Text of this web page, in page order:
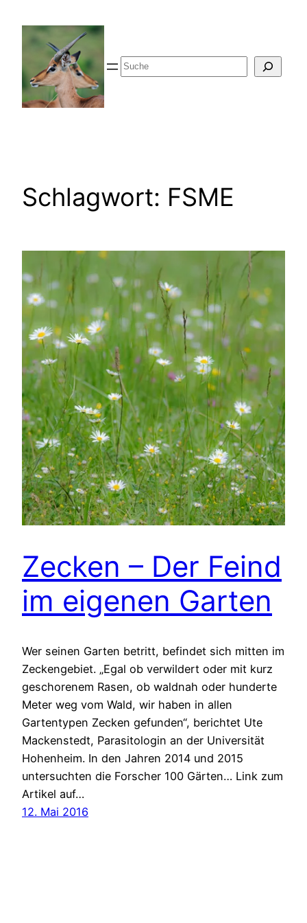
springen
Suche
Schlagwort: FSME
Zecken – Der Feind
im eigenen Garten
Wer seinen Garten betritt, befindet sich mitten im
Zeckengebiet. „Egal ob verwildert oder mit kurz
geschorenem Rasen, ob waldnah oder hunderte
Meter weg vom Wald, wir haben in allen
Gartentypen Zecken gefunden“, berichtet Ute
Mackenstedt, Parasitologin an der Universität
Hohenheim. In den Jahren 2014 und 2015
untersuchten die Forscher 100 Gärten… Link zum
Artikel auf…
12. Mai 2016